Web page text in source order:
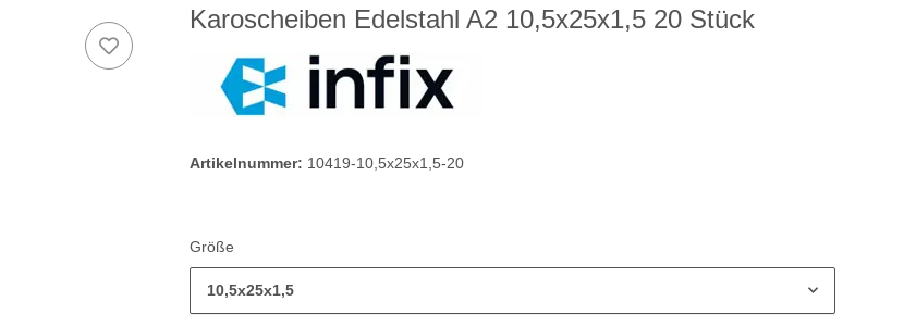
Karoscheiben Edelstahl A2 10,5x25x1,5 20 Stück
Artikelnummer: 10419-10,5x25x1,5-20
Größe
10,5x25x1,5